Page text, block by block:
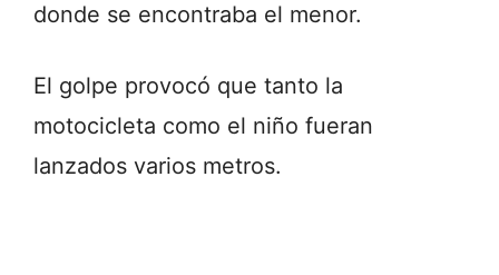
donde se encontraba el menor.
El golpe provocó que tanto la
motocicleta como el niño fueran
lanzados varios metros.